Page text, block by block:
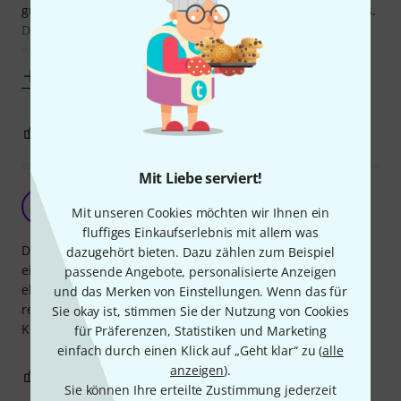
Mit Liebe serviert!
Mit unseren Cookies möchten wir Ihnen ein
fluffiges Einkaufserlebnis mit allem was
dazugehört bieten. Dazu zählen zum Beispiel
passende Angebote, personalisierte Anzeigen
und das Merken von Einstellungen. Wenn das für
Sie okay ist, stimmen Sie der Nutzung von Cookies
für Präferenzen, Statistiken und Marketing
einfach durch einen Klick auf „Geht klar“ zu (alle
anzeigen).
Sie können Ihre erteilte Zustimmung jederzeit
gut. Er hält das Gewicht mehrerer Notenhefte mühelos aus.
Die Verarbeitung ist gelungen (Metall), fühlt sich relativ
wertig an und sieht auch schick aus.
BEWERTUNG MELDEN
N
nick-nick-nick 17.02.2020
Die Magnete, die den Notenständer halten, sind nur
eingeklebt, wie relativ geringem Druck nach hinten (was
eben passiert, wenn man z.B. das Real Book darauf stellt)
reißen die Magnete aus den Halterungen und die ganze
Konstruktion hat keinen wirklichen Halt mehr.
0 BEWERTUNG MELDEN